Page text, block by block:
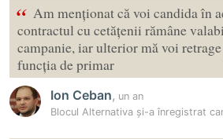
“ Am menționat că voi candida în
contractul cu cetățenii rămâne
campanie, iar ulterior mă voi
funcția de primar
Ion Ceban, un an